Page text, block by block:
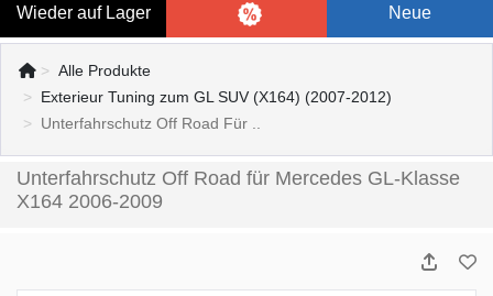
Wieder auf Lager Neue
Alle Produkte
Exterieur Tuning zum GL SUV (X164) (2007-2012)
Unterfahrschutz Off Road Für ..
Unterfahrschutz Off Road für Mercedes GL-Klasse
X164 2006-2009